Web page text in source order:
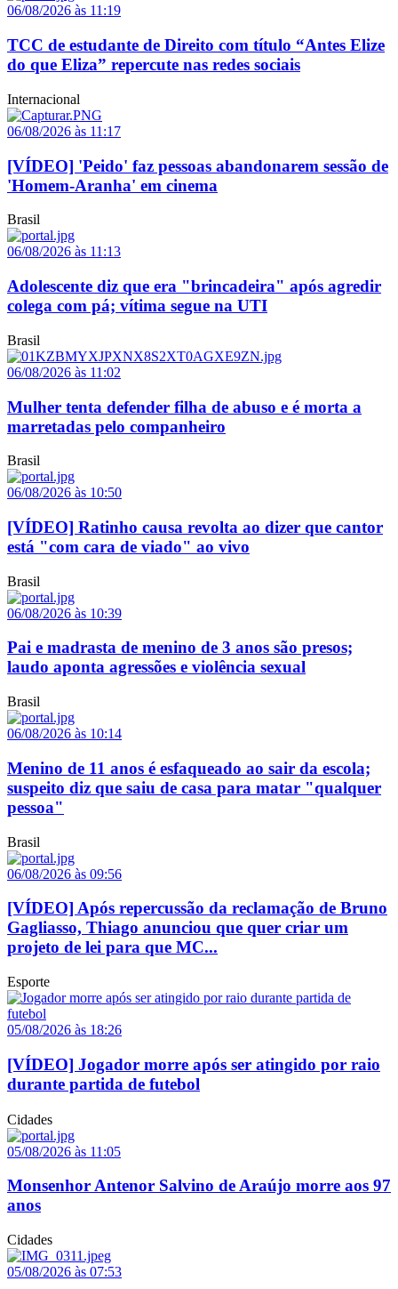
06/08/2026 às 11:19
TCC de estudante de Direito com título “Antes Elize
do que Eliza” repercute nas redes sociais
Internacional
06/08/2026 às 11:17
[VÍDEO] 'Peido' faz pessoas abandonarem sessão de
'Homem-Aranha' em cinema
Brasil
06/08/2026 às 11:13
Adolescente diz que era "brincadeira" após agredir
colega com pá; vítima segue na UTI
Brasil
06/08/2026 às 11:02
Mulher tenta defender filha de abuso e é morta a
marretadas pelo companheiro
Brasil
06/08/2026 às 10:50
[VÍDEO] Ratinho causa revolta ao dizer que cantor
está "com cara de viado" ao vivo
Brasil
06/08/2026 às 10:39
Pai e madrasta de menino de 3 anos são presos;
laudo aponta agressões e violência sexual
Brasil
06/08/2026 às 10:14
Menino de 11 anos é esfaqueado ao sair da escola;
suspeito diz que saiu de casa para matar "qualquer
pessoa"
Brasil
06/08/2026 às 09:56
[VÍDEO] Após repercussão da reclamação de Bruno
Gagliasso, Thiago anunciou que quer criar um
projeto de lei para que MC...
Esporte
05/08/2026 às 18:26
[VÍDEO] Jogador morre após ser atingido por raio
durante partida de futebol
Cidades
05/08/2026 às 11:05
Monsenhor Antenor Salvino de Araújo morre aos 97
anos
Cidades
05/08/2026 às 07:53